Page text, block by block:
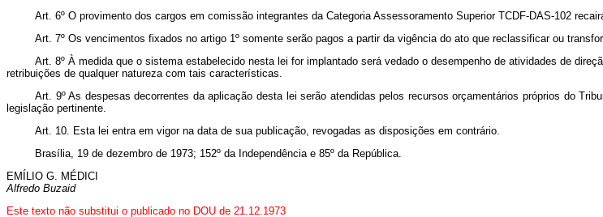
Art. 6º O provimento dos cargos em comissão integrantes da Categoria Assessoramento Superior TCDF-DAS-102
Art. 7º Os vencimentos fixados no artigo 1º somente serão pagos a partir da vigência do ato que reclassificar ou
Art. 8º À medida que o sistema estabelecido nesta lei for implantado será vedado o desempenho de atividades de
retribuições de qualquer natureza com tais características.
Art. 9º As despesas decorrentes da aplicação desta lei serão atendidas pelos recursos orçamentários próprios do
legislação pertinente.
Art. 10. Esta lei entra em vigor na data de sua publicação, revogadas as disposições em contrário.
Brasília, 19 de dezembro de 1973; 152º da Independência e 85º da República.
EMÍLIO G. MÉDICI
Alfredo Buzaid
Este texto não substitui o publicado no DOU de 21.12.1973